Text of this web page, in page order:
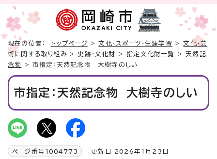
現在の位置： トップページ >文化・スポーツ・生涯学習 >文化・芸
術に関する取り組み> 史跡・文化財 >指定文化財一覧 > 天然記
念物
> 市指定：天然記念物 大樹寺のしい
市指定：天然記念物 大樹寺のしい
ページ番号 1004773 更新日 2026年1月23日